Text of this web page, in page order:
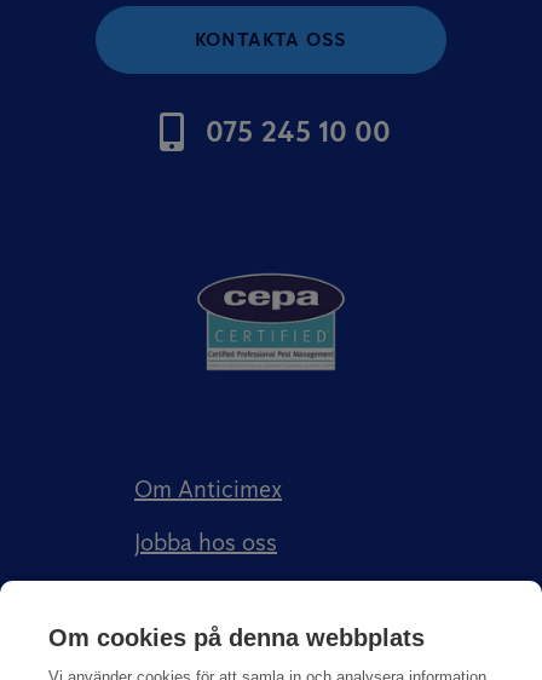
KONTAKTA OSS
075 245 10 00
Om Anticimex
Jobba hos oss
Anticimex Försäkringar AB
Om cookies på denna webbplats